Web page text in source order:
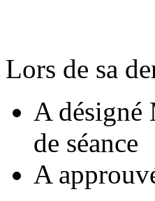
Lors de sa
A désigné
de séance
A